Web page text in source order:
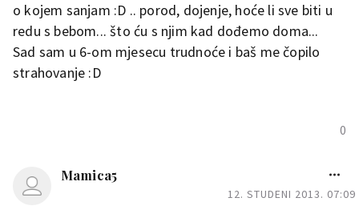
o kojem sanjam :D .. porod, dojenje, hoće li sve biti u
redu s bebom... što ću s njim kad dođemo doma...
Sad sam u 6-om mjesecu trudnoće i baš me čopilo
strahovanje :D
0
Mamica5
12. STUDENI 2013. 07:09